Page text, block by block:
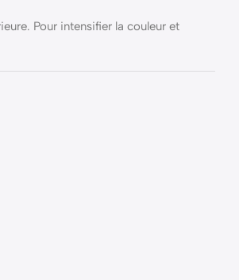
Pour intensifier la couleur et